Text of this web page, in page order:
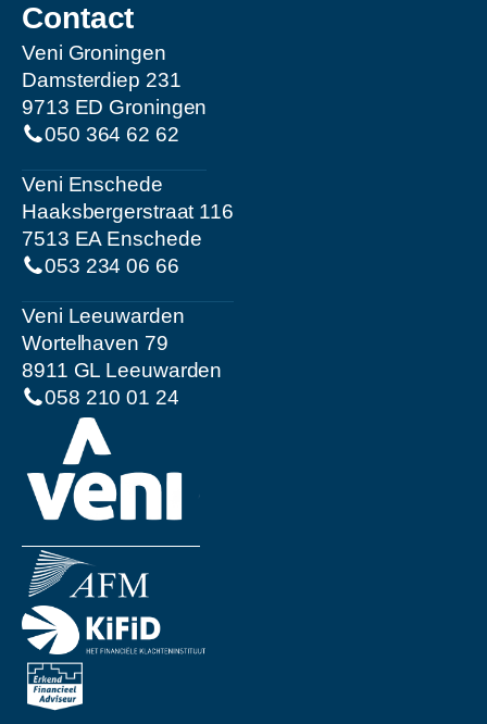
Contact
Veni Groningen
Damsterdiep 231
9713 ED Groningen
050 364 62 62
Veni Enschede
Haaksbergerstraat 116
7513 EA Enschede
053 234 06 66
Veni Leeuwarden
Wortelhaven 79
8911 GL Leeuwarden
058 210 01 24